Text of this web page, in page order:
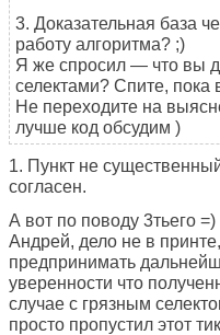
3. Доказательная база
работу алгоритма? ;)
Я же спросил — что вы
селектами? Спите, пока
Не переходите на
лучше код обсудим )
1. Пункт не
согласен.
А вот по поводу 3тьего =)
Андрей, дело не в
предпринимать
уверенности что
случае с грязным
просто пропустил этот